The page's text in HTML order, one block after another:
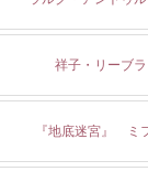
祥子・リーブラ
『地底迷宮』 ミ